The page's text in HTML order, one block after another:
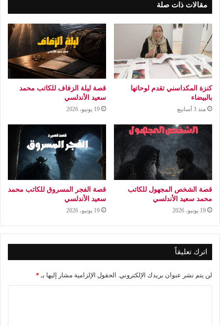
مقالات ذات صلة
كنزة المكداسني تقدم لوحاتها
بالبيضاء
منذ 3 أسابيع
قصة ليلة الزفاف للكاتب محمد
سعيد الأندلسي
19 يونيو، 2026
قصة الشخص المجهول للكاتب
محمد سعيد الأندلسي
19 يونيو، 2026
قصة الفجر المسروق للكاتب محمد
سعيد الأندلسي
19 يونيو، 2026
اترك تعليقاً
لن يتم نشر عنوان بريدك الإلكتروني. الحقول الإلزامية مشار إليها بـ *